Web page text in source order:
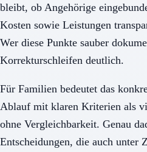
bleibt, ob Angehörige
Kosten sowie Leistungen
Wer diese Punkte sauber
Korrekturschleifen deutlich.
Für Familien bedeutet das
Ablauf mit klaren Kriterien als
ohne Vergleichbarkeit. Genau
Entscheidungen, die auch unter